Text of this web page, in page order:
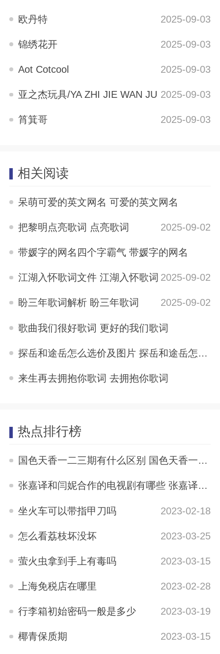
欧丹特 2025-09-03
锦绣花开 2025-09-03
Aot Cotcool 2025-09-03
亚之杰玩具/YA ZHI JIE WAN JU 2025-09-03
筲箕哥 2025-09-03
相关阅读
呆萌可爱的英文网名 可爱的英文网名
把黎明点亮歌词 点亮歌词 2025-09-02
带媛字的网名四个字霸气 带媛字的网名
江湖入怀歌词文件 江湖入怀歌词 2025-09-02
盼三年歌词解析 盼三年歌词 2025-09-02
歌曲我们很好歌词 更好的我们歌词
2025-09-02
探岳和途岳怎么选价及图片 探岳和途岳怎么选
2025-09-02
来生再去拥抱你歌词 去拥抱你歌词
热点排行榜
国色天香一二三期有什么区别 国色天香一二三期区别是什么
2023-05-12
张嘉译和闫妮合作的电视剧有哪些 张嘉译与闫妮合演的电视剧有哪些
坐火车可以带指甲刀吗 2023-02-18
怎么看荔枝坏没坏 2023-03-25
萤火虫拿到手上有毒吗 2023-03-15
上海免税店在哪里 2023-02-28
行李箱初始密码一般是多少 2023-03-19
椰青保质期 2023-03-15